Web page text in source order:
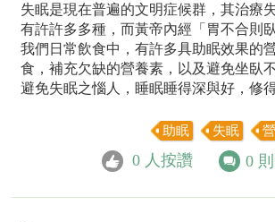
失眠是現在普遍的文明症候群，其治療
有許許多多種，而黃帝內經「胃不合則
我們日常飲食中，有許多具助眠效果的
食，補充欠缺的營養素，以及避免坐臥
避免失眠之惱人，睡眠睡得深與好，修
助眠 失眠
0 人按讚 0